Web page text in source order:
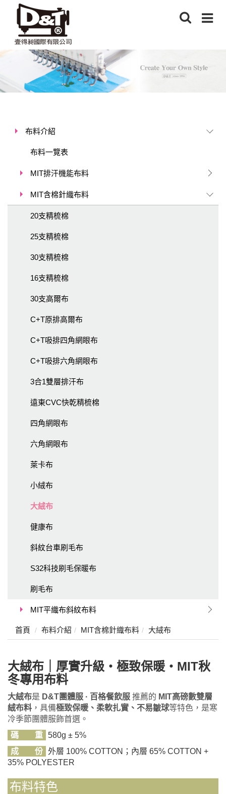
布料介紹
布料一覽表
MIT排汗機能布料
MIT含棉針織布料
20支精梳棉
25支精梳棉
30支精梳棉
16支精梳棉
30支高爾布
C+T原排高爾布
C+T吸排四角網眼布
C+T吸排六角網眼布
3合1雙層排汗布
遠東CVC快乾精梳棉
四角網眼布
六角網眼布
萊卡布
小絨布
大絨布
健康布
斜紋台車刷毛布
S32科技刷毛保暖布
刷毛布
MIT平織布斜紋布料
首頁 布料介紹 MIT含棉針織布料 大絨布
大絨布｜厚實升級・極致保暖・MIT秋
冬專用布料
大絨布是 D&T團體服 · 百格餐飲服 推薦的 MIT高磅數雙層
絨布料 ，具備極致保暖、柔軟扎實、不易皺球等特色，是寒
冷季節團體服飾首選。
碼 重 580g ± 5%
成 份 外層 100% COTTON；內層 65% COTTON +
35% POLYESTER
布料特色